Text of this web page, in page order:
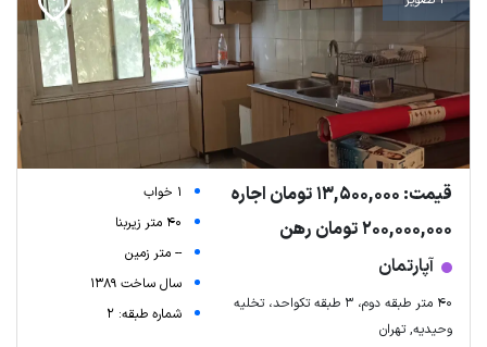
قیمت: 13,500,000 تومان اجاره
200,000,000 تومان رهن
آپارتمان
۴۰ متر طبقه دوم، ۳ طبقه تکواحد، تخلیه
وحیدیه, تهران
1 خواب
40 متر زیربنا
-- متر زمین
سال ساخت 1389
شماره طبقه: 2